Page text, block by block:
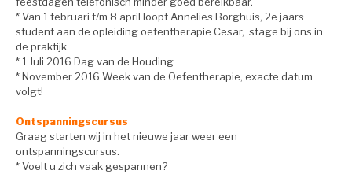
* Van 1 februari t/m 8 april loopt Annelies Borghuis, 2e jaars
student aan de opleiding oefentherapie Cesar, stage bij ons in
de praktijk
* 1 Juli 2016 Dag van de Houding
* November 2016 Week van de Oefentherapie, exacte datum
volgt!
Ontspanningscursus
Graag starten wij in het nieuwe jaar weer een
ontspanningscursus.
* Voelt u zich vaak gespannen?